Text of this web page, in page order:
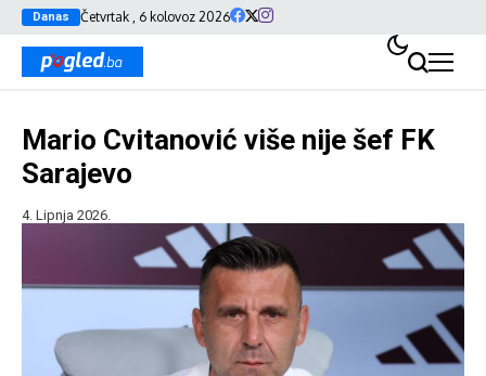
Danas Četvrtak , 6 kolovoz 2026
Mario Cvitanović više nije šef FK
Sarajevo
4. Lipnja 2026.